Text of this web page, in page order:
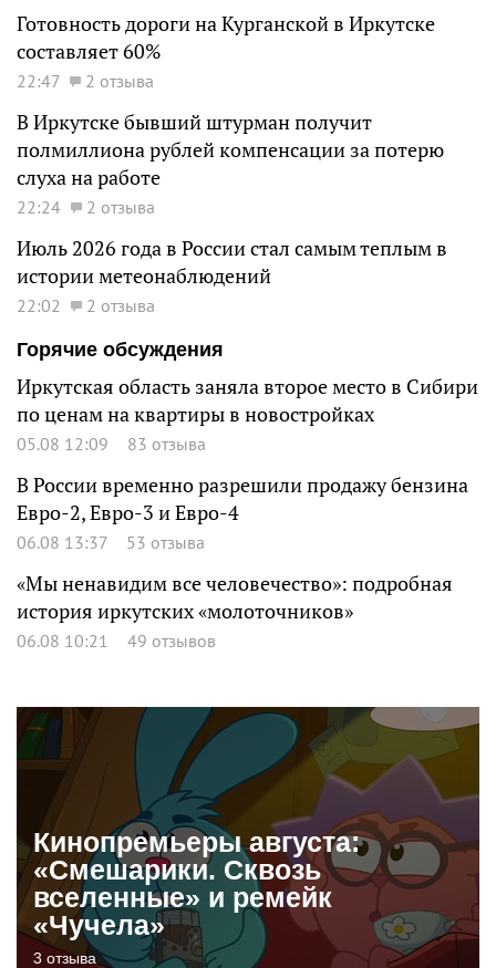
Готовность дороги на Курганской в Иркутске
составляет 60%
22:47 2 отзыва
В Иркутске бывший штурман получит
полмиллиона рублей компенсации за потерю
слуха на работе
22:24 2 отзыва
Июль 2026 года в России стал самым теплым в
истории метеонаблюдений
22:02
2 отзыва
Горячие обсуждения
Иркутская область заняла второе место в Сибири
по ценам на квартиры в новостройках
05.08 12:09 83 отзыва
В России временно разрешили продажу бензина
Евро-2, Евро-3 и Евро-4
06.08 13:37 53 отзыва
«Мы ненавидим все человечество»: подробная
история иркутских «молоточников»
06.08 10:21 49 отзывов
Кинопремьеры августа:
«Смешарики. Сквозь
вселенные» и ремейк
«Чучела»
3 отзыва